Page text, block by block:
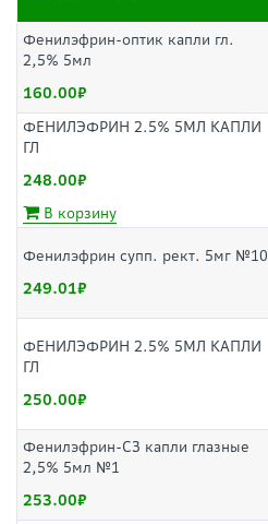
Фенилэфрин-оптик капли гл.
2,5% 5мл
160.00
ФЕНИЛЭФРИН 2.5% 5МЛ КАПЛИ
ГЛ
248.00
В корзину
Фенилэфрин супп. рект. 5мг №10
249.01
ФЕНИЛЭФРИН 2.5% 5МЛ КАПЛИ
ГЛ
250.00
Фенилэфрин-СЗ капли глазные
2,5% 5мл №1
253.00